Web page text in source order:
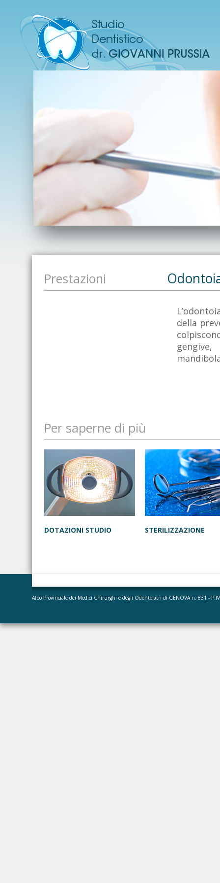
Prestazioni
della
Per saperne di più
DOTAZIONI STUDIO STERILIZZAZIONE
Albo Provinciale dei Medici Chirurghi e degli Odontoiatri di GENOVA n. 831 -